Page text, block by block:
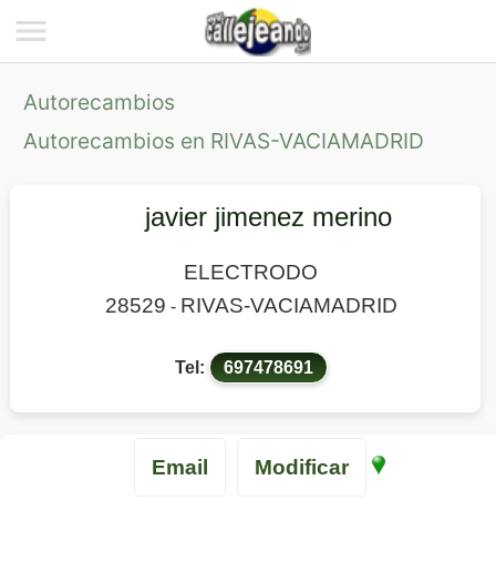
Autorecambios
Autorecambios en RIVAS-VACIAMADRID
javier jimenez merino
ELECTRODO
28529 - RIVAS-VACIAMADRID
Tel: 697478691
Email Modificar